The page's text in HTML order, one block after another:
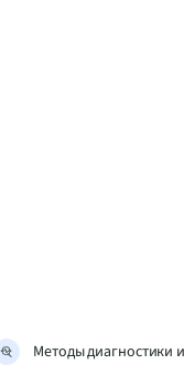
Методы диагностики